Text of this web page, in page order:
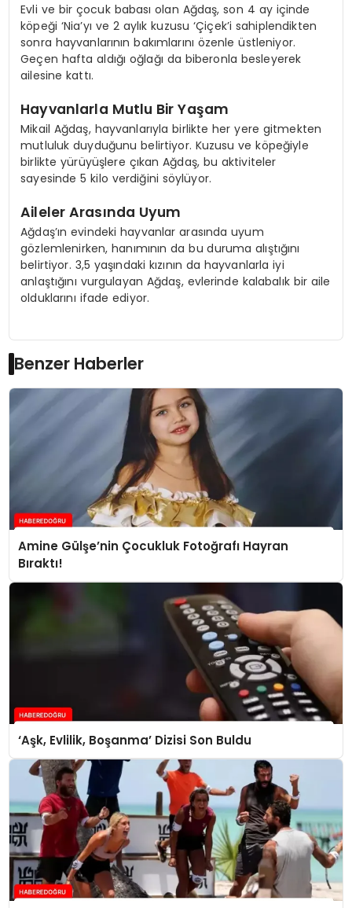
Evli ve bir çocuk babası olan Ağdaş, son 4 ay içinde
köpeği ‘Nia’yı ve 2 aylık kuzusu ‘Çiçek’i sahiplendikten
sonra hayvanlarının bakımlarını özenle üstleniyor.
Geçen hafta aldığı oğlağı da biberonla besleyerek
ailesine kattı.
Hayvanlarla Mutlu Bir Yaşam
Mikail Ağdaş, hayvanlarıyla birlikte her yere gitmekten
mutluluk duyduğunu belirtiyor. Kuzusu ve köpeğiyle
birlikte yürüyüşlere çıkan Ağdaş, bu aktiviteler
sayesinde 5 kilo verdiğini söylüyor.
Aileler Arasında Uyum
Ağdaş’ın evindeki hayvanlar arasında uyum
gözlemlenirken, hanımının da bu duruma alıştığını
belirtiyor. 3,5 yaşındaki kızının da hayvanlarla iyi
anlaştığını vurgulayan Ağdaş, evlerinde kalabalık bir aile
olduklarını ifade ediyor.
Benzer Haberler
Amine Gülşe’nin Çocukluk Fotoğrafı Hayran
Bıraktı!
‘Aşk, Evlilik, Boşanma’ Dizisi Son Buldu